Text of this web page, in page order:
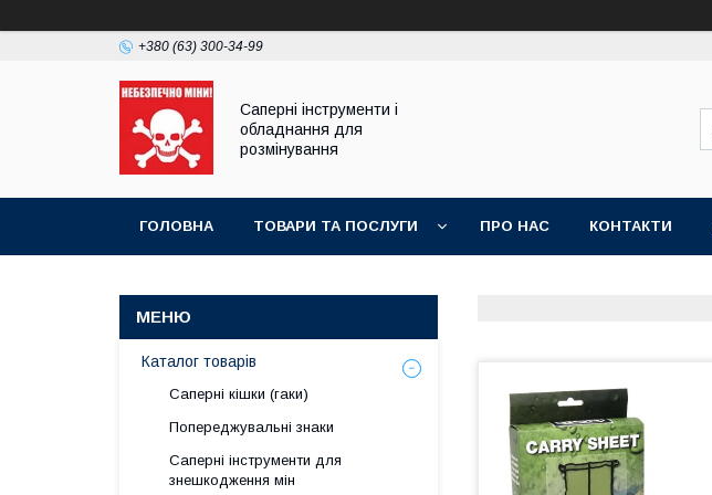
+380 (63) 300-34-99
Саперні інструменти і
обладнання для
розмінування
ГОЛОВНА ТОВАРИ ТА ПОСЛУГИ ПРО НАС КОНТАКТИ
Каталог товарів
Саперні кішки (гаки)
Попереджувальні знаки
Саперні інструменти для
знешкодження мін